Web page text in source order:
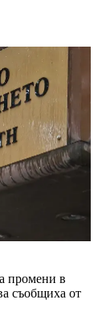
промени в
съобщиха от